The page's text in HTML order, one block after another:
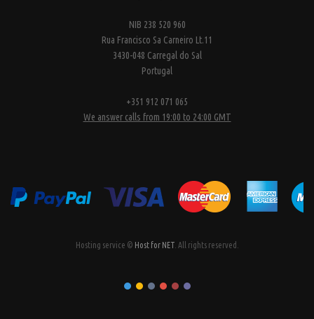
NIB 238 520 960
Rua Francisco Sa Carneiro Lt.11
3430-048 Carregal do Sal
Portugal
+351 912 071 065
We answer calls from 19:00 to 24:00 GMT
Hosting service © Host for NET. All rights reserved.